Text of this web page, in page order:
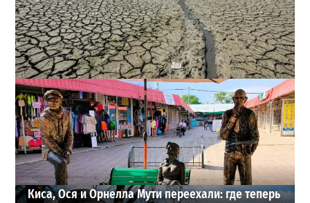
Днестр рекордно обмелел: одесситов просят срочно
экономить воду
2
29-07-2026 в 19:28
ВИБОР РЕДАКЦИИ
Киса, Ося и Орнелла Мути переехали: где теперь